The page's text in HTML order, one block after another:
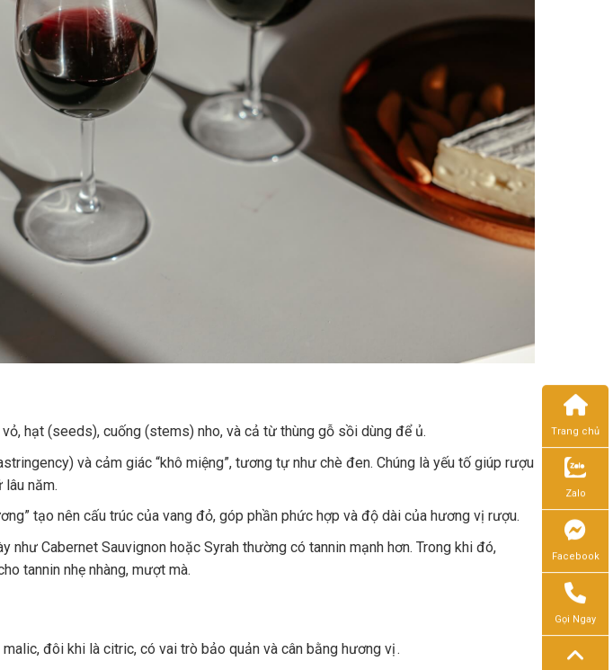
hạt (seeds), cuống (stems) nho, và cả từ thùng gỗ sồi dùng để ủ.
và cảm giác “khô miệng”, tương tự như chè đen. Chúng là yếu tố giúp rượu
năm.
tạo nên cấu trúc của vang đỏ, góp phần phức hợp và độ dài của hương vị rượu.
như Cabernet Sauvignon hoặc Syrah thường có tannin mạnh hơn. Trong khi đó,
tannin nhẹ nhàng, mượt mà.
đôi khi là citric, có vai trò bảo quản và cân bằng hương vị .
Trang chủ
Zalo
Facebook
Gọi Ngay